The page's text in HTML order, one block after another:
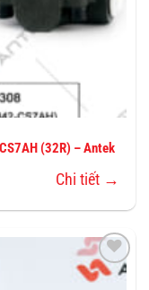
(32R) – Antek
Chi tiết →
THÊM